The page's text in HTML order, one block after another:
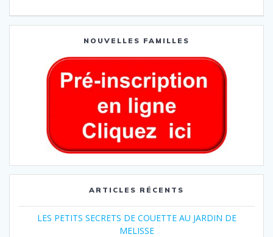
NOUVELLES FAMILLES
ARTICLES RÉCENTS
LES PETITS SECRETS DE COUETTE AU JARDIN DE
MELISSE